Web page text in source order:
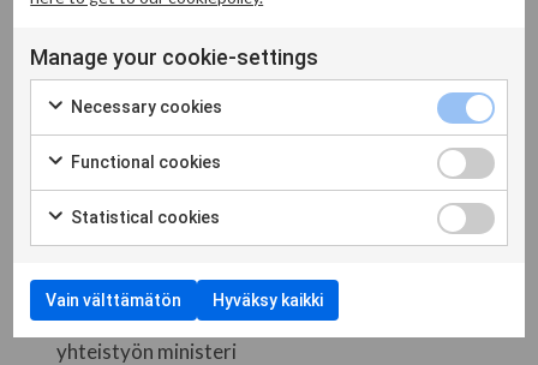
yhteiskunta joutuu koetukselle, joutuu myös työelämä.
pohjoismaisen ammattiyhdistysyhteistyön hengessä siitä,
mitä voimme tehdä – yhdessä.
Kongressin puhujina ovat muun muassa:
Inga Ruginienė– Liettuan pääministeri
Karen Ellemann– Pohjoismaiden
ministerineuvoston pääsihteeri
Ann Linde– Ruotsin entinen ulko- ja pohjoismaisen
yhteistyön ministeri
Manage your cookie-settings
Necessary cookies
Functional cookies
Statistical cookies
Vain välttämätön Hyväksy kaikki